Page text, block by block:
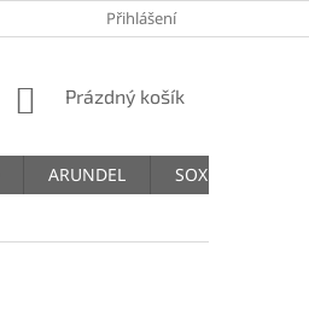
Přihlášení
NÁKUPNÍ
Prázdný košík
ARUNDEL SOX